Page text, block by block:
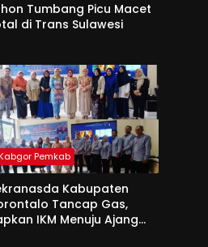
Tumbang Picu Macet
di Trans Sulawesi
Kabgor Pemkab
Kabupaten
Tancap Gas,
IKM Menuju Ajang